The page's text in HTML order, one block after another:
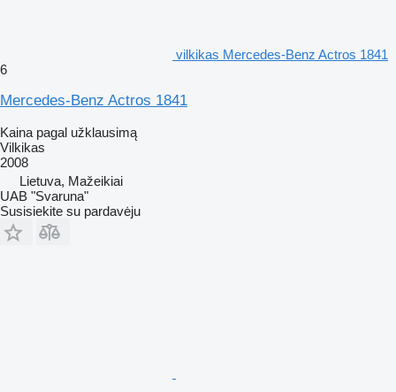
vilkikas Mercedes-Benz Actros 1841
6
Mercedes-Benz Actros 1841
Kaina pagal užklausimą
Vilkikas
2008
Lietuva, Mažeikiai
UAB "Svaruna"
Susisiekite su pardavėju